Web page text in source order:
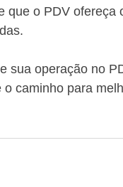
que o PDV ofereça
sua operação no
caminho para